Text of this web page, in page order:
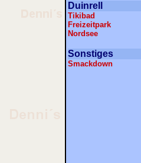
Duinrell
Tikibad
Freizeitpark
Nordsee
Sonstiges
Smackdown